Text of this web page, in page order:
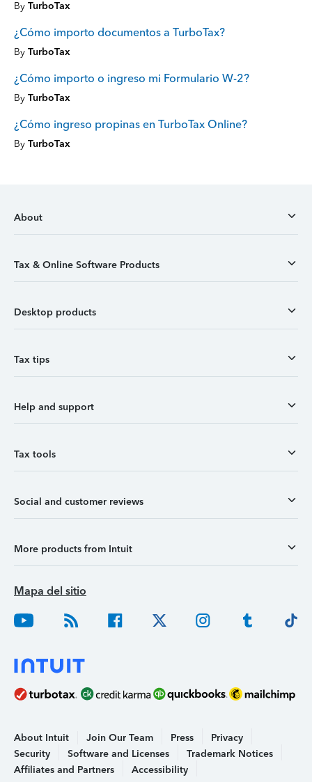
By TurboTax
¿Cómo importo documentos a TurboTax?
By TurboTax
¿Cómo importo o ingreso mi Formulario W-2?
By TurboTax
¿Cómo ingreso propinas en TurboTax Online?
By TurboTax
About
Tax & Online Software Products
Desktop products
Tax tips
Help and support
Tax tools
Social and customer reviews
More products from Intuit
Mapa del sitio
About Intuit Join Our Team Press
Privacy
Security
Software and Licenses
Trademark Notices
Affiliates and Partners
Accessibility